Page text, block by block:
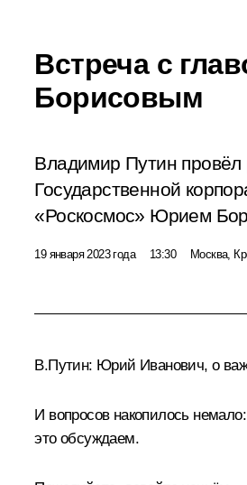
Встреча с
Борисовым
Владимир Путин провёл
Государственной
«Роскосмос» Юрием
19 января 2023 года 13:30 Москва,
В.Путин: Юрий Иванович, о
И вопросов накопилось
это обсуждаем.